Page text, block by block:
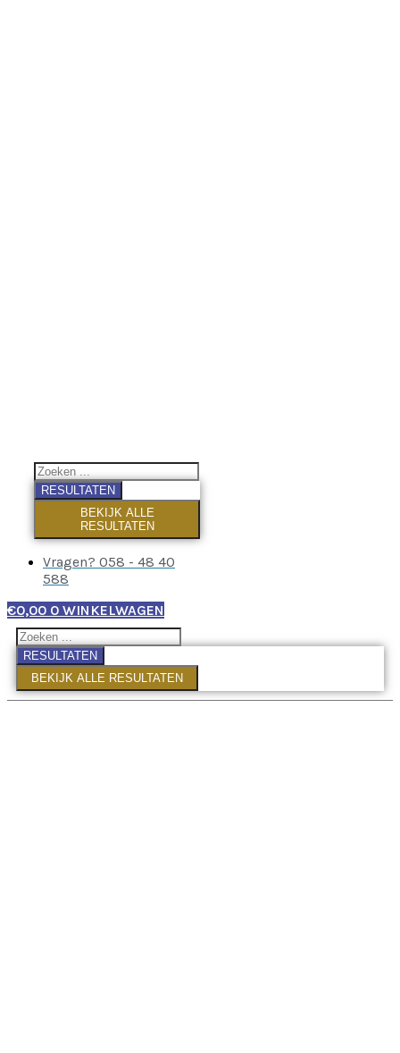
RESULTATEN
BEKIJK ALLE
RESULTATEN
Vragen? 058 - 48 40
588
€0,00 0 WINKELWAGEN
RESULTATEN
BEKIJK ALLE RESULTATEN